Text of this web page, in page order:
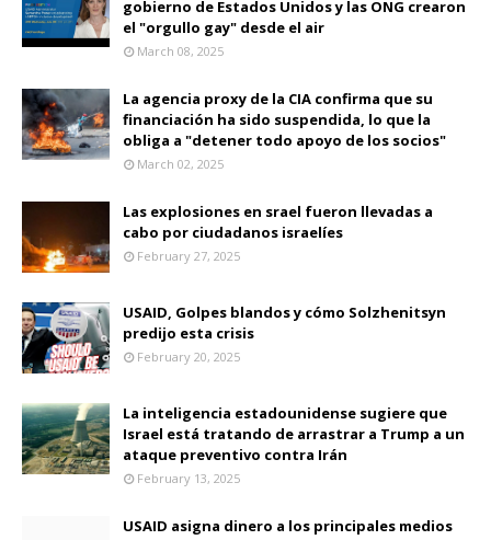
gobierno de Estados Unidos y las ONG crearon
el "orgullo gay" desde el air
March 08, 2025
La agencia proxy de la CIA confirma que su
financiación ha sido suspendida, lo que la
obliga a "detener todo apoyo de los socios"
March 02, 2025
Las explosiones en srael fueron llevadas a
cabo por ciudadanos israelíes
February 27, 2025
USAID, Golpes blandos y cómo Solzhenitsyn
predijo esta crisis
February 20, 2025
La inteligencia estadounidense sugiere que
Israel está tratando de arrastrar a Trump a un
ataque preventivo contra Irán
February 13, 2025
USAID asigna dinero a los principales medios